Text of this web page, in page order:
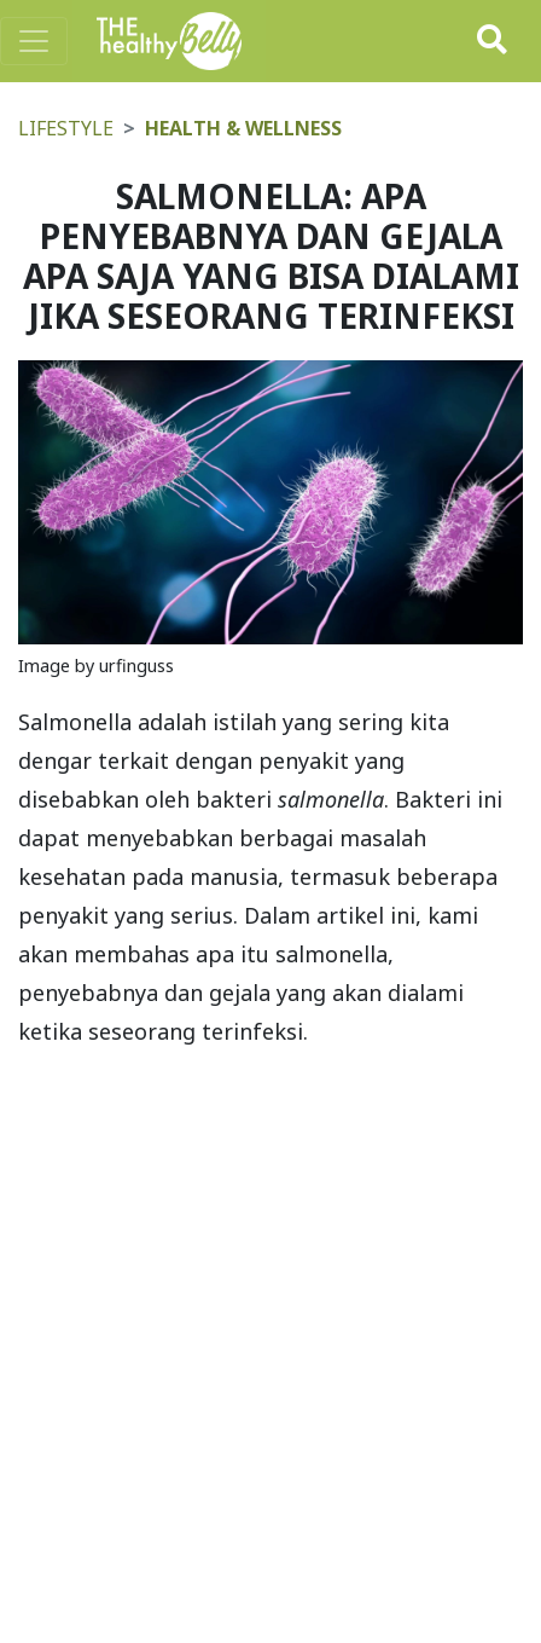
LIFESTYLE HEALTH & WELLNESS
SALMONELLA: APA
PENYEBABNYA DAN GEJALA
APA SAJA YANG BISA DIALAMI
JIKA SESEORANG TERINFEKSI
Image by urfinguss
Salmonella adalah istilah yang sering kita
dengar terkait dengan penyakit yang
disebabkan oleh bakteri salmonella. Bakteri ini
dapat menyebabkan berbagai masalah
kesehatan pada manusia, termasuk beberapa
penyakit yang serius. Dalam artikel ini, kami
akan membahas apa itu salmonella,
penyebabnya dan gejala yang akan dialami
ketika seseorang terinfeksi.